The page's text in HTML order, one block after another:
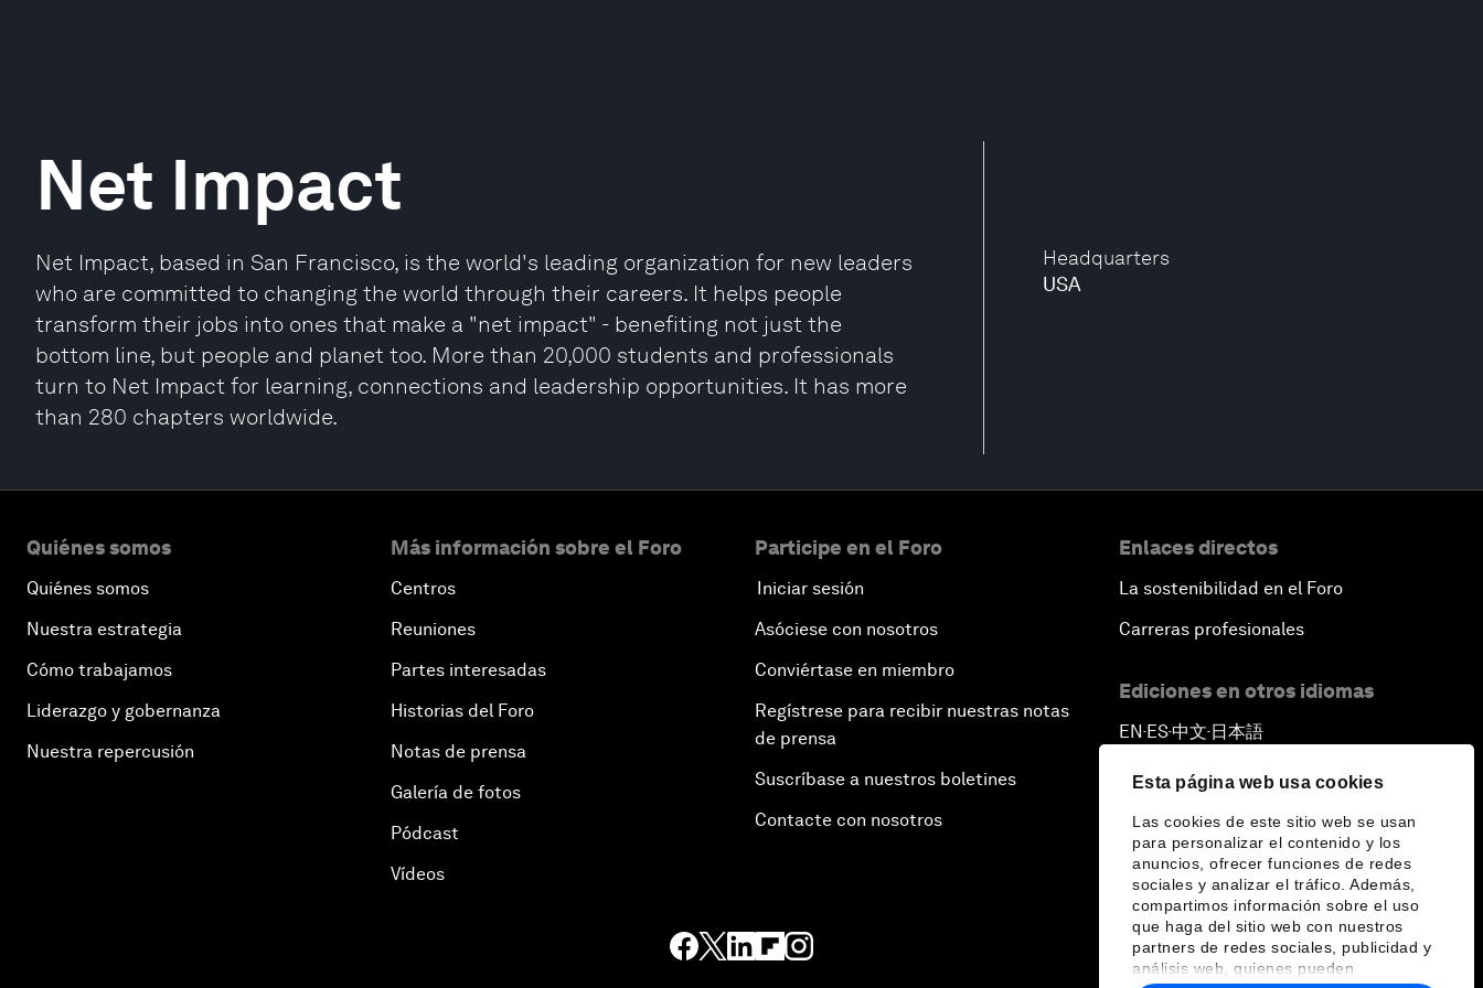
Esta página web usa cookies
Las cookies de este sitio web se usan
para personalizar el contenido y los
anuncios, ofrecer funciones de redes
sociales y analizar el tráfico. Además,
compartimos información sobre el uso
que haga del sitio web con nuestros
partners de redes sociales, publicidad y
análisis web, quienes pueden
Headquarters
USA
Net Impact
Net Impact, based in San Francisco, is the world's leading organization for new leaders
who are committed to changing the world through their careers. It helps people
transform their jobs into ones that make a "net impact" - benefiting not just the
bottom line, but people and planet too. More than 20,000 students and professionals
turn to Net Impact for learning, connections and leadership opportunities. It has more
than 280 chapters worldwide.
Quiénes somos
Quiénes somos
Nuestra estrategia
Cómo trabajamos
Liderazgo y gobernanza
Nuestra repercusión
Más información sobre el Foro
Centros
Reuniones
Partes interesadas
Historias del Foro
Notas de prensa
Galería de fotos
Pódcast
Vídeos
Participe en el Foro
Iniciar sesión
Asóciese con nosotros
Conviértase en miembro
Regístrese para recibir nuestras notas
de prensa
Suscríbase a nuestros boletines
Contacte con nosotros
Enlaces directos
La sostenibilidad en el Foro
Carreras profesionales
Ediciones en otros idiomas
EN ▪ES▪中文▪ 日本語